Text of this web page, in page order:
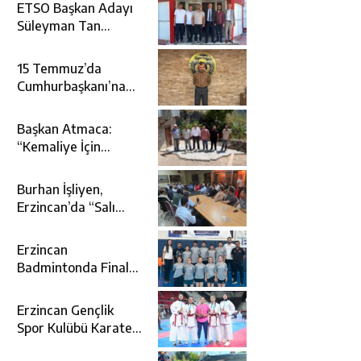
ETSO Başkan Adayı
Süleyman Tan
15 Temmuz’da
Cumhurbaşkanı’na
Yer Alan Firari FETÖ
Şüphelisi Yakalandı
Başkan Atmaca:
“Kemaliye İçin
Yorulmadan
Çalışıyoruz”
Burhan İşliyen,
Erzincan’da “Salı
Oldu
Erzincan
Badmintonda Finale
Erzincan Gençlik
Spor Kulübü Karate